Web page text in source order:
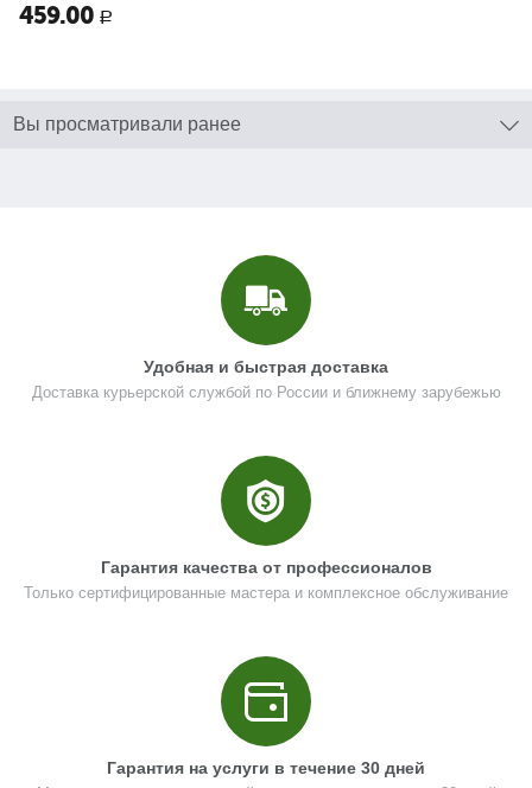
459.00 Р
Вы просматривали ранее
Удобная и быстрая доставка
Доставка курьерской службой по России и ближнему зарубежью
Гарантия качества от профессионалов
Только сертифицированные мастера и комплексное обслуживание
Гарантия на услуги в течение 30 дней